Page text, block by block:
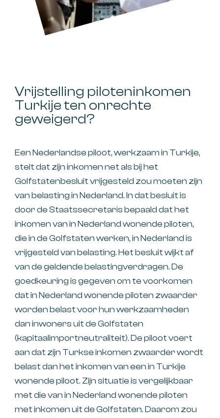
Vrijstelling piloteninkomen
Turkije ten onrechte
geweigerd?
Een Nederlandse piloot, werkzaam in Turkije,
stelt dat zijn inkomen net als bij het
Golfstatenbesluit vrijgesteld zou moeten zijn
van belasting in Nederland. In dat besluit is
door de Staatssecretaris bepaald dat het
inkomen van in Nederland wonende piloten,
die in de Golfstaten werken, in Nederland is
vrijgesteld van belasting. Het besluit wijkt af
van de geldende belastingverdragen. De
goedkeuring is gegeven om te voorkomen
dat in Nederland wonende piloten zwaarder
worden belast voor hun werkzaamheden
dan inwoners uit de Golfstaten
(kapitaalimportneutraliteit). De piloot voert
aan dat zijn Turkse inkomen zwaarder wordt
belast dan het inkomen van een in Turkije
wonende piloot. Zijn situatie is vergelijkbaar
met die van in Nederland wonende piloten
met inkomen uit de Golfstaten. Daarom zou